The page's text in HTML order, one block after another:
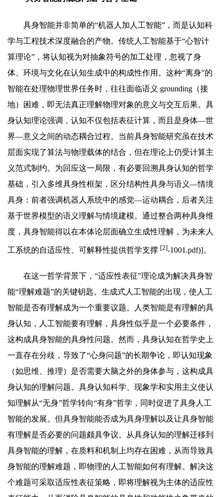
具身智能并非简单的“机器人加人工智能”，而是认知科
学与工程技术深度融合的产物。传统人工智能基于“心智计
算理论”，将认知视为对抽象符号的加工处理，忽视了身
体、环境与文化在认知生成中的构成性作用。这种“离身”的
智能在处理物理世界任务时，往往面临语义 grounding（接
地）困难，即无法真正理解物理对象的意义与交互后果。具
身认知理论强调，认知不仅包括表征计算，而且是身体—世
界—意义之间的动态耦合过程。当前具身智能研究虽在技术
层面实现了算法与物理载体的结合，但在理论上仍受计算主
义范式制约。为回应这一局限，有必要回溯具身认知的哲学
基础，引入多维具身性框架，区分结构性具身与语义—情境
具身：前者强调机器人系统中的感觉—运动耦合，后者关注
基于世界模型的语义理解与情境建模。通过整合两种具身维
度，具身智能得以在本体论层面确立生成性理解，为未来人
工系统的自适应性、可解释性提供哲学支撑 [2]-1001.pdf)]。
在这一哲学背景下，“适应性表征”理论成为解决具身智
能“理解难题”的关键钥匙。生成式人工智能的出现，使人工
智能是否有理解成为一个重要议题。人类智能是有理解的具
身认知，人工智能要有理解，具身性似乎是一个必要条件，
这构成具身智能的具身性问题。然而，具身认知在哲学史上
一直存在分歧，导致了“心身问题”的长期争论，即认知现象
（如思维、推理）是否需要大脑之外的身体参与，这构成具
身认知的理解问题。具身认知科学、现象学和实用主义使认
知理解从“无身”哲学转向“有身”哲学，同时促进了具身人工
智能的发展。但具身智能能否成为具身理解以及让具身智能
有理解是否必要的问题颇具争议。从具身认知的理解迁移到
具身智能的理解，在质料和机制上均存在困难，从而导致具
身智能的理解难题，即物理的人工智能如何有理解。解决这
个难题可采取适应性表征策略，即将理解视为主体的适应性